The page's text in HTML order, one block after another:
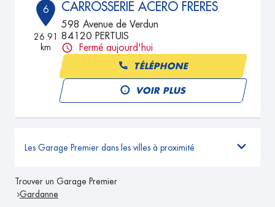
6
26.91
km
CARROSSERIE ACERO FRERES
598 Avenue de Verdun
84120 PERTUIS
Fermé aujourd'hui
TÉLÉPHONE
VOIR PLUS
Les Garage Premier dans les villes à proximité
Trouver un Garage Premier
Gardanne